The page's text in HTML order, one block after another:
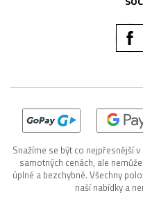
Snažíme se být co nejpřesnější
samotných cenách, ale
úplné a bezchybné. Všechny
naší nabídky a